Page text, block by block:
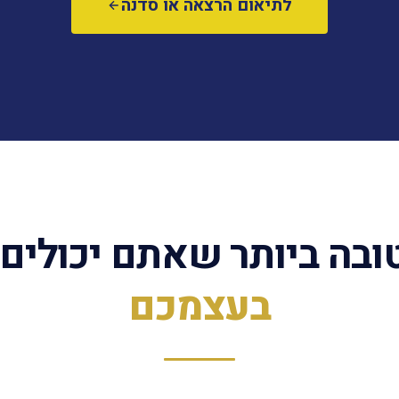
לתיאום הרצאה או סדנה
ביותר שאתם
בעצמכם